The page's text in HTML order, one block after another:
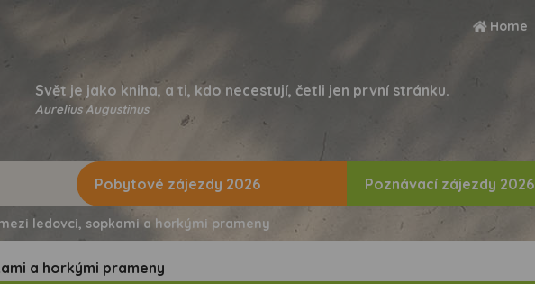
Home
Svět je jako kniha, a ti, kdo necestují, četli jen první stránku.
Aurelius Augustinus
ledovci, sopkami a horkými prameny
Pobytové zájezdy 2026 Poznávací zájezdy 2026
a horkými prameny